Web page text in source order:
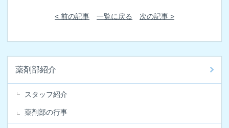
薬剤部紹介
スタッフ紹介
薬剤部の行事
< 前の記事 一覧に戻る 次の記事 >